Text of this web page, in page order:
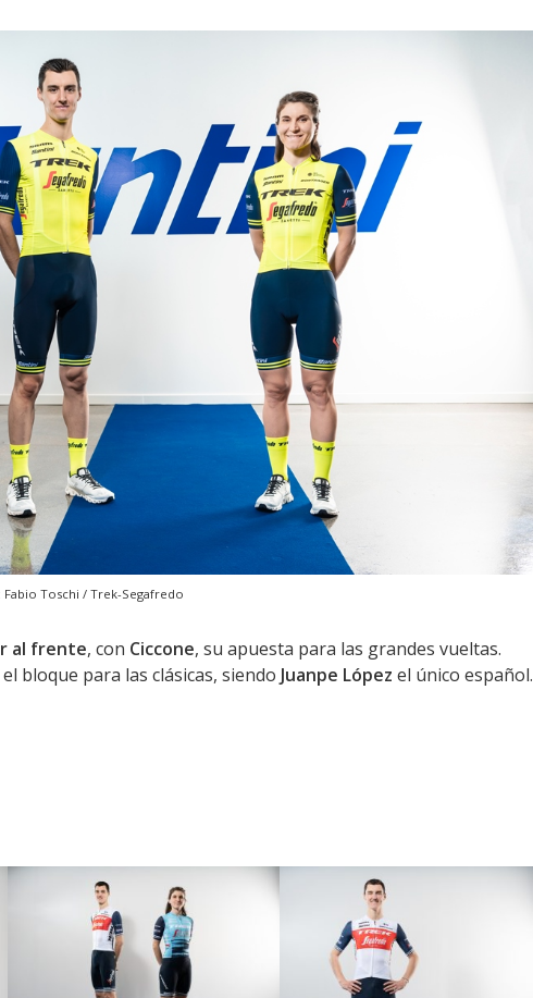
Toschi / Trek-Segafredo
al frente, con Ciccone, su apuesta para las grandes vueltas.
bloque para las clásicas, siendo Juanpe López el único español.